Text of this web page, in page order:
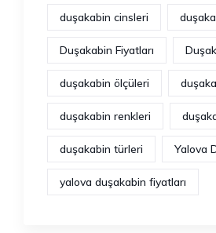
duşakabin cinsleri
Duşakabin Fiyatları
duşakabin ölçüleri
duşakabin renkleri
duşakabin türleri Yalova
yalova duşakabin fiyatları